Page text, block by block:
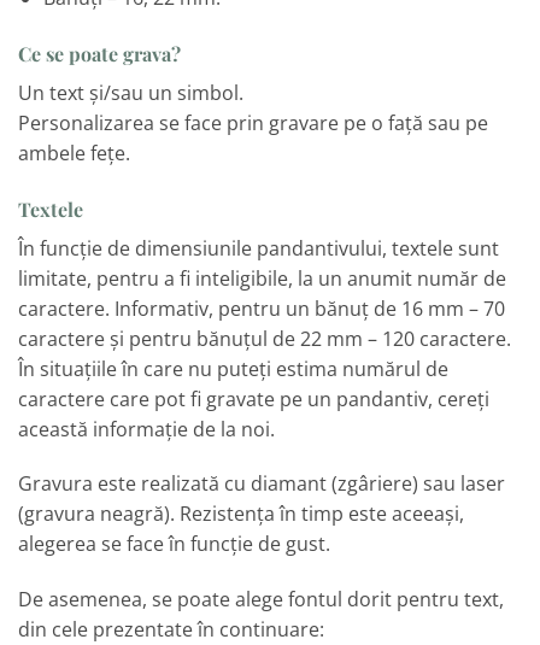
Ce se poate grava?
Un text și/sau un simbol.
Personalizarea se face prin gravare pe o față sau pe
ambele fețe.
Textele
În funcție de dimensiunile pandantivului, textele sunt
limitate, pentru a fi inteligibile, la un anumit număr de
caractere. Informativ, pentru un bănuț de 16 mm – 70
caractere și pentru bănuțul de 22 mm – 120 caractere.
În situațiile în care nu puteți estima numărul de
caractere care pot fi gravate pe un pandantiv, cereți
această informație de la noi.
Gravura este realizată cu diamant (zgâriere) sau laser
(gravura neagră). Rezistența în timp este aceeași,
alegerea se face în funcție de gust.
De asemenea, se poate alege fontul dorit pentru text,
din cele prezentate în continuare: